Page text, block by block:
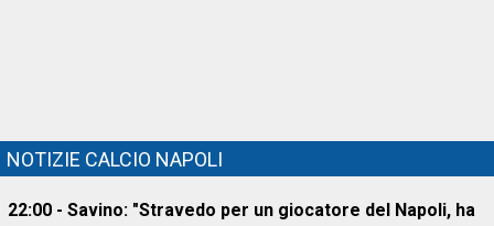
NOTIZIE CALCIO NAPOLI
22:00 - Savino: "Stravedo per un giocatore del Napoli, ha